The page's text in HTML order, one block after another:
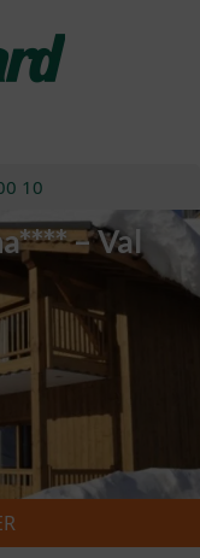
10
– Val
Claret